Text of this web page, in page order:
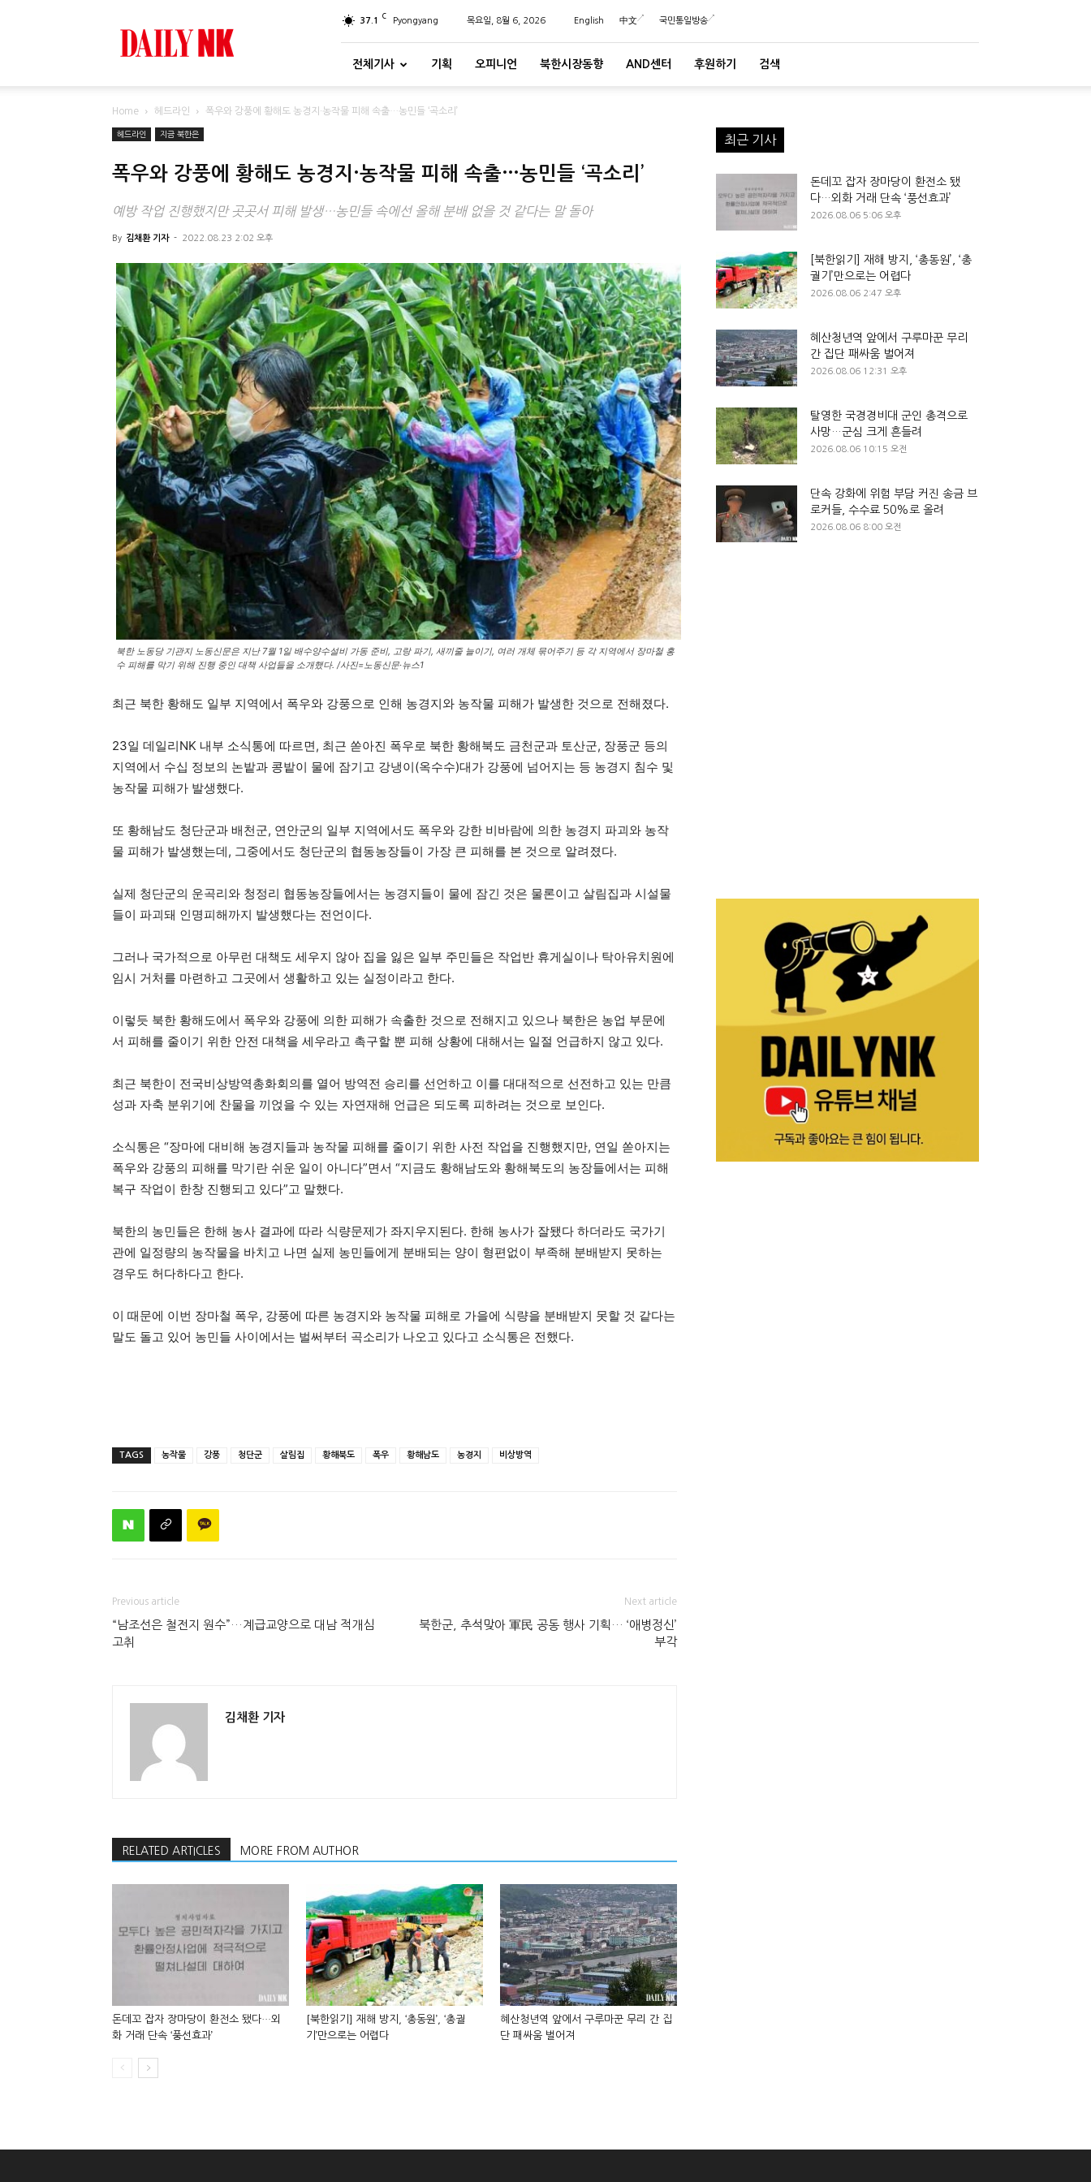
37.1 C Pyongyang 목요일, 8월 6, 2026 English 中文 국민통일방송
전체기사 기획 오피니언 북한시장동향 AND센터 후원하기 검색
Home 헤드라인 폭우와 강풍에 황해도 농경지·농작물 피해 속출…농민들 ‘곡소리’
헤드라인 지금 북한은
폭우와 강풍에 황해도 농경지·농작물 피해 속출…농민들 ‘곡소리’
예방 작업 진행했지만 곳곳서 피해 발생…농민들 속에선 올해 분배 없을 것 같다는 말 돌아
By 김채환 기자 - 2022.08.23 2:02 오후
북한 노동당 기관지 노동신문은 지난 7월 1일 배수양수설비 가동 준비, 고랑 파기, 새끼줄 늘이기, 여러 개체 묶어주기 등 각 지역에서 장마철 홍
수 피해를 막기 위해 진행 중인 대책 사업들을 소개했다. /사진=노동신문·뉴스1
최근 북한 황해도 일부 지역에서 폭우와 강풍으로 인해 농경지와 농작물 피해가 발생한 것으로 전해졌다.
23일 데일리NK 내부 소식통에 따르면, 최근 쏟아진 폭우로 북한 황해북도 금천군과 토산군, 장풍군 등의
지역에서 수십 정보의 논밭과 콩밭이 물에 잠기고 강냉이(옥수수)대가 강풍에 넘어지는 등 농경지 침수 및
농작물 피해가 발생했다.
또 황해남도 청단군과 배천군, 연안군의 일부 지역에서도 폭우와 강한 비바람에 의한 농경지 파괴와 농작
물 피해가 발생했는데, 그중에서도 청단군의 협동농장들이 가장 큰 피해를 본 것으로 알려졌다.
실제 청단군의 운곡리와 청정리 협동농장들에서는 농경지들이 물에 잠긴 것은 물론이고 살림집과 시설물
들이 파괴돼 인명피해까지 발생했다는 전언이다.
그러나 국가적으로 아무런 대책도 세우지 않아 집을 잃은 일부 주민들은 작업반 휴게실이나 탁아유치원에
임시 거처를 마련하고 그곳에서 생활하고 있는 실정이라고 한다.
이렇듯 북한 황해도에서 폭우와 강풍에 의한 피해가 속출한 것으로 전해지고 있으나 북한은 농업 부문에
서 피해를 줄이기 위한 안전 대책을 세우라고 촉구할 뿐 피해 상황에 대해서는 일절 언급하지 않고 있다.
최근 북한이 전국비상방역총화회의를 열어 방역전 승리를 선언하고 이를 대대적으로 선전하고 있는 만큼
성과 자축 분위기에 찬물을 끼얹을 수 있는 자연재해 언급은 되도록 피하려는 것으로 보인다.
소식통은 “장마에 대비해 농경지들과 농작물 피해를 줄이기 위한 사전 작업을 진행했지만, 연일 쏟아지는
폭우와 강풍의 피해를 막기란 쉬운 일이 아니다”면서 “지금도 황해남도와 황해북도의 농장들에서는 피해
복구 작업이 한창 진행되고 있다”고 말했다.
북한의 농민들은 한해 농사 결과에 따라 식량문제가 좌지우지된다. 한해 농사가 잘됐다 하더라도 국가기
관에 일정량의 농작물을 바치고 나면 실제 농민들에게 분배되는 양이 형편없이 부족해 분배받지 못하는
경우도 허다하다고 한다.
이 때문에 이번 장마철 폭우, 강풍에 따른 농경지와 농작물 피해로 가을에 식량을 분배받지 못할 것 같다는
말도 돌고 있어 농민들 사이에서는 벌써부터 곡소리가 나오고 있다고 소식통은 전했다.
TAGS 농작물 강풍 청단군 살림집 황해북도 폭우 황해남도 농경지 비상방역
Previous article
“남조선은 철전지 원수”…계급교양으로 대남 적개심
고취
Next article
북한군, 추석맞아 軍民 공동 행사 기획… ‘애병정신’
부각
김채환 기자
RELATED ARTICLES MORE FROM AUTHOR
돈데꼬 잡자 장마당이 환전소 됐다…외
화 거래 단속 ‘풍선효과’
[북한읽기] 재해 방지, ‘총동원’, ‘총궐
기’만으로는 어렵다
혜산청년역 앞에서 구루마꾼 무리 간 집
단 패싸움 벌어져
최근 기사
돈데꼬 잡자 장마당이 환전소 됐
다…외화 거래 단속 ‘풍선효과’
2026.08.06 5:06 오후
[북한읽기] 재해 방지, ‘총동원’, ‘총
궐기’만으로는 어렵다
2026.08.06 2:47 오후
혜산청년역 앞에서 구루마꾼 무리
간 집단 패싸움 벌어져
2026.08.06 12:31 오후
탈영한 국경경비대 군인 총격으로
사망…군심 크게 흔들려
2026.08.06 10:15 오전
단속 강화에 위험 부담 커진 송금 브
로커들, 수수료 50%로 올려
2026.08.06 8:00 오전